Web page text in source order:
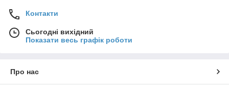
Контакти
Сьогодні вихідний
Показати весь графік роботи
Про нас